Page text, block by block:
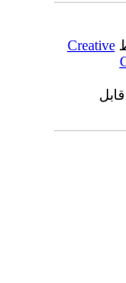
Creative